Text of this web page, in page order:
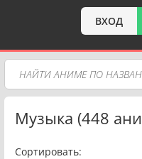
ВХОД
Музыка (448
Сортировать: